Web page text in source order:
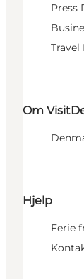
Press
Travel
Om
Hjelp
Ferie